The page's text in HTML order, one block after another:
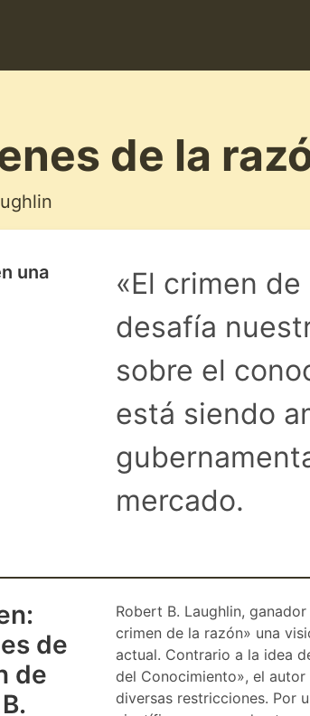
de la
una
«El crimen
desafía
sobre el
está siendo
mercado.
de
de
Robert B. Laughlin,
crimen de la razón» una
actual. Contrario a la idea
del Conocimiento», el
diversas restricciones. Por